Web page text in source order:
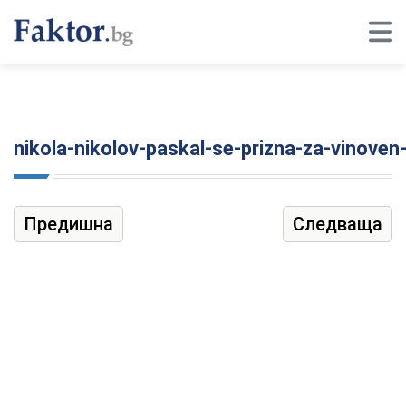
nikola-nikolov-paskal-se-prizna-za-
Предишна Следваща